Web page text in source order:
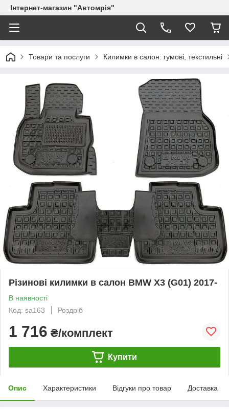
Інтернет-магазин "Автомрія"
Товари та послуги Килимки в салон: гумові, текстильні
Різинові килимки в салон BMW X3 (G01) 2017-
В наявності
Код: sa163
Роздріб
1 716 ₴/комплект
Купити
Опис Характеристики Відгуки про товар Доставка